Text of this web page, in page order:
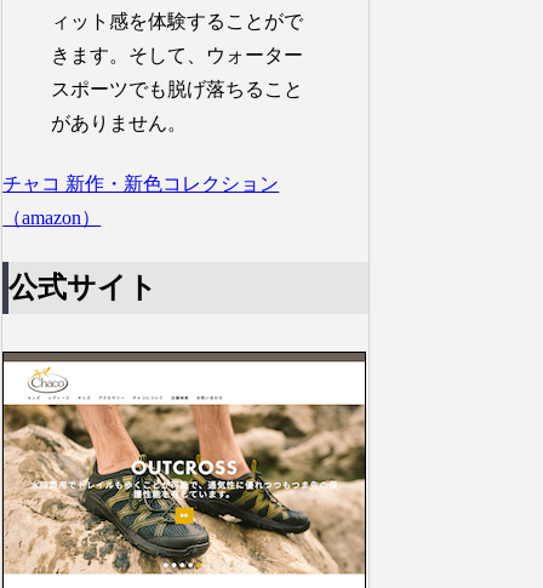
ィット感を体験することがで
きます。そして、ウォーター
スポーツでも脱げ落ちること
がありません。
チャコ 新作・新色コレクション
（amazon）
公式サイト